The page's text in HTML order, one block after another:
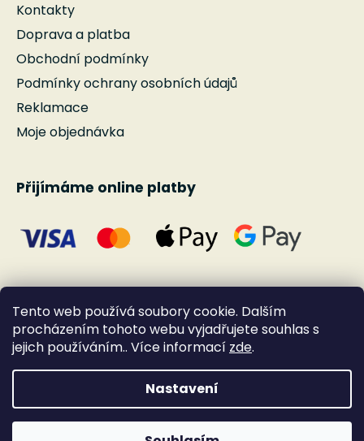
Tento web používá soubory cookie. Dalším
procházením tohoto webu vyjadřujete souhlas s
jejich používáním.. Více informací zde.
Nastavení
Kontakty
Doprava a platba
Obchodní podmínky
Podmínky ochrany osobních údajů
Reklamace
Moje objednávka
Přijímáme online platby
Vytvořil Shoptet